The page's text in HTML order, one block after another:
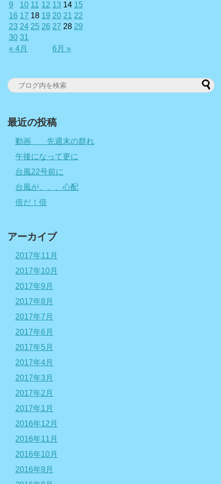
« 4月 6月 »
9
10 11 12 13 14 15
16 17 18 19 20 21 22
23 24 25 26 27 28 29
30 31
最近の投稿
動画 先週末の群れ
午後になって更に
台風22号前に
台風が、、、心配
倍だ！倍
アーカイブ
2017年11月
2017年10月
2017年9月
2017年8月
2017年7月
2017年6月
2017年5月
2017年4月
2017年3月
2017年2月
2017年1月
2016年12月
2016年11月
2016年10月
2016年9月